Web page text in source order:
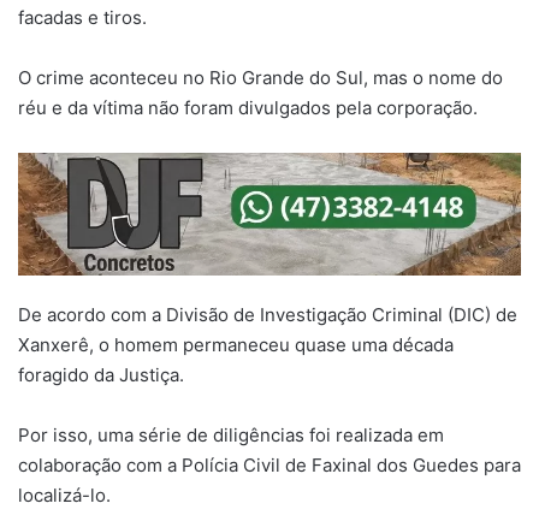
facadas e tiros.
O crime aconteceu no Rio Grande do Sul, mas o nome do
réu e da vítima não foram divulgados pela corporação.
De acordo com a Divisão de Investigação Criminal (DIC) de
Xanxerê, o homem permaneceu quase uma década
foragido da Justiça.
Por isso, uma série de diligências foi realizada em
colaboração com a Polícia Civil de Faxinal dos Guedes para
localizá-lo.